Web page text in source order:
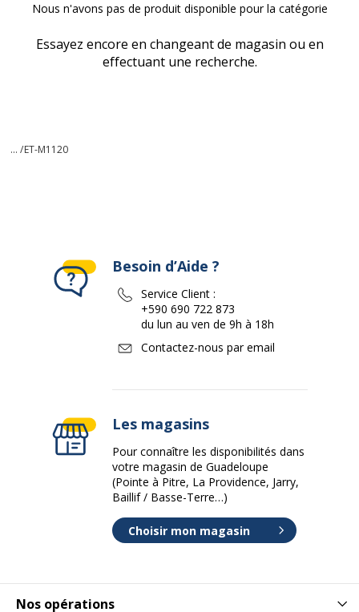
Nous n'avons pas de produit disponible pour la catégorie
Essayez encore en changeant de magasin ou en
effectuant une recherche.
... /ET-M1120
Nos opérations
Besoin d’Aide ?
Service Client :
+590 690 722 873
du lun au ven de 9h à 18h
Contactez-nous par email
Les magasins
Pour connaître les disponibilités dans
votre magasin de Guadeloupe
(Pointe à Pitre, La Providence, Jarry,
Baillif / Basse-Terre…)
Choisir mon magasin